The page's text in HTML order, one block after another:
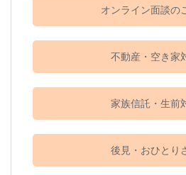
オンライン面談の
不動産・空き家
家族信託・生前
後見・おひとり